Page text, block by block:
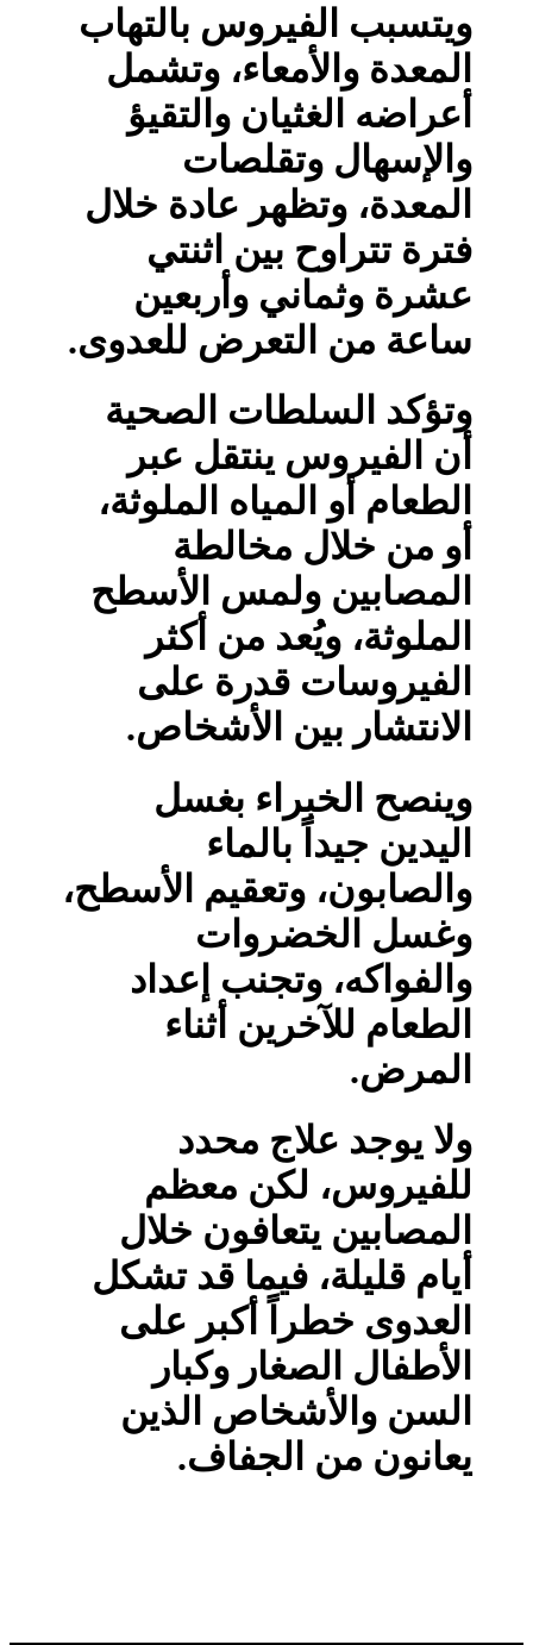
ويتسبب الفيروس بالتهاب
المعدة والأمعاء، وتشمل
أعراضه الغثيان والتقيؤ
والإسهال وتقلصات
المعدة، وتظهر عادة خلال
فترة تتراوح بين اثنتي
عشرة وثماني وأربعين
ساعة من التعرض للعدوى.
وتؤكد السلطات الصحية
أن الفيروس ينتقل عبر
الطعام أو المياه الملوثة،
أو من خلال مخالطة
المصابين ولمس الأسطح
الملوثة، ويُعد من أكثر
الفيروسات قدرة على
الانتشار بين الأشخاص.
وينصح الخبراء بغسل
اليدين جيداً بالماء
والصابون، وتعقيم الأسطح،
وغسل الخضروات
والفواكه، وتجنب إعداد
الطعام للآخرين أثناء
المرض.
ولا يوجد علاج محدد
للفيروس، لكن معظم
المصابين يتعافون خلال
أيام قليلة، فيما قد تشكل
العدوى خطراً أكبر على
الأطفال الصغار وكبار
السن والأشخاص الذين
يعانون من الجفاف.